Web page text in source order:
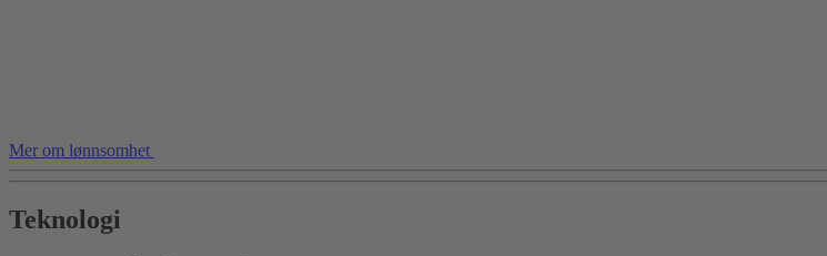
Mer om lønnsomhet
Teknologi